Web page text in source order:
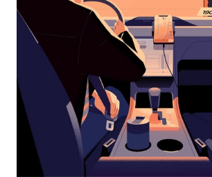
el
botón
escape
el
calendario.